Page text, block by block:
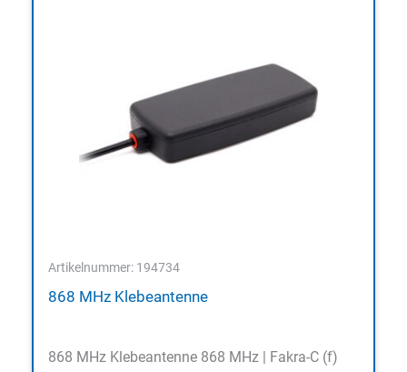
Artikelnummer: 194734
868 MHz Klebeantenne
868 MHz Klebeantenne 868 MHz | Fakra-C (f)